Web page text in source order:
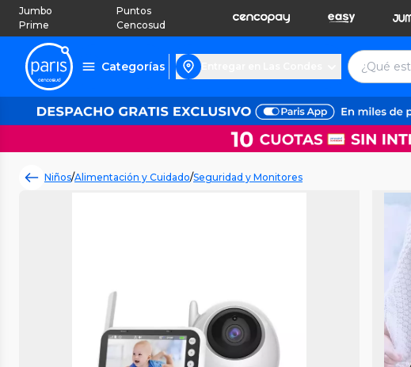
Jumbo
Prime
Puntos
Cencosud
Categorías
Niños/Alimentación y Cuidado/Seguridad y Monitores